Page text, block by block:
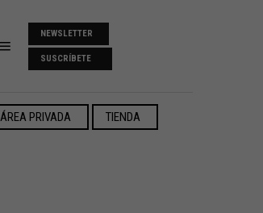
NEWSLETTER
SUSCRÍBETE
ÁREA PRIVADA TIENDA